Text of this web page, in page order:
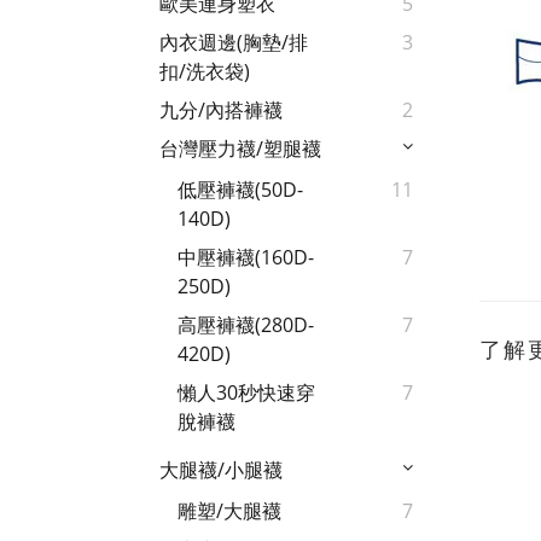
內衣週邊(胸墊/排
扣/洗衣袋)
3
九分/內搭褲襪
2
台灣壓力襪/塑腿襪
低壓褲襪(50D-
140D)
11
中壓褲襪(160D-
250D)
7
高壓褲襪(280D-
420D)
7
懶人30秒快速穿
脫褲襪
7
大腿襪/小腿襪
雕塑/大腿襪
7
了解